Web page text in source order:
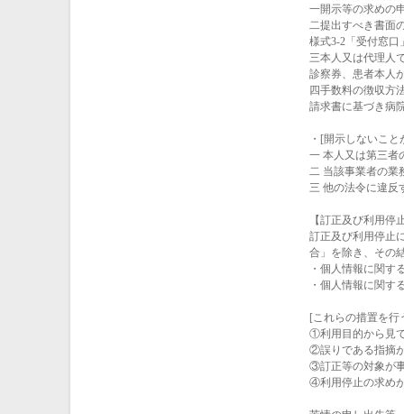
一開示等の求めの
二提出すべき書面
様式3-2「受付窓口
三本人又は代理人
診察券、患者本人
四手数料の徴収方
請求書に基づき病
・[開示しないこ
一 本人又は第三者
二 当該事業者の業
三 他の法令に違反
【訂正及び利用停
訂正及び利用停止
合」を除き、その
・個人情報に関す
・個人情報に関す
[これらの措置を
①利用目的から見
②誤りである指摘
③訂正等の対象が
④利用停止の求め